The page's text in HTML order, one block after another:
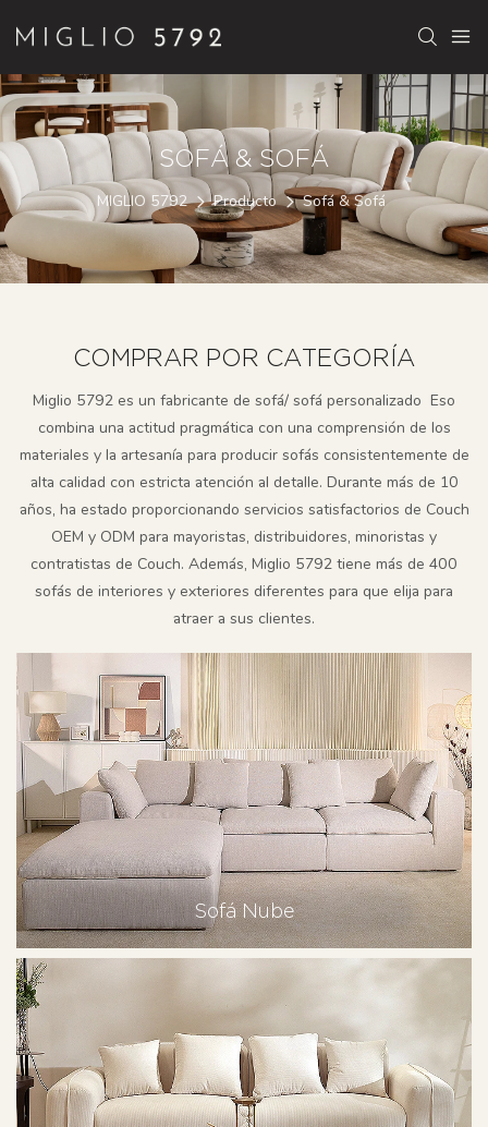
SOFÁ & SOFÁ
MIGLIO 5792 Producto Sofá & Sofá
COMPRAR POR CATEGORÍA
Miglio 5792 es un fabricante de sofá/ sofá personalizado Eso
combina una actitud pragmática con una comprensión de los
materiales y la artesanía para producir sofás consistentemente de
alta calidad con estricta atención al detalle. Durante más de 10
años, ha estado proporcionando servicios satisfactorios de Couch
OEM y ODM para mayoristas, distribuidores, minoristas y
contratistas de Couch. Además, Miglio 5792 tiene más de 400
sofás de interiores y exteriores diferentes para que elija para
atraer a sus clientes.
Sofá Nube